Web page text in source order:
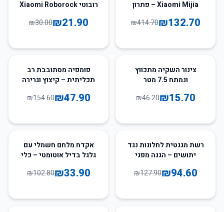
Xiaomi Mijia – פתרון
₪132.70
₪414.70
רובוטי Xiaomi Roborock
לתחזוקת שואבים
₪21.90
₪30.00
66צינור השקיה מתכווץ
ונמתח 7.5 מטר
₪15.70
₪46.20
69פומפיה מסתובבת רב
תכליתית – קיצוץ וגרירה
₪47.90
₪154.60
26%רשת מגנטית לחלונות נגד
יתושים – הגנה מפני
₪94.60
₪127.90
67
אקדח מלחם חשמלי עם
גלגל בדיל אוטומטי – כלי
₪33.90
₪102.80